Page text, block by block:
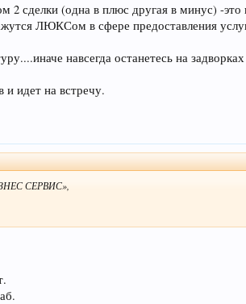
2 сделки (одна в плюс другая в минус) -
ЛЮКСом в сфере предоставления
навсегда останетесь на задворках
и идет на встречу.
СЕРВИС»,